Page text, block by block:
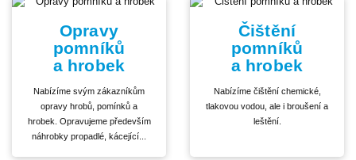
Opravy
pomníků
a hrobek
Nabízíme svým zákazníkům
opravy hrobů, pomínků a
hrobek. Opravujeme především
náhrobky propadlé, kácející...
Čištění
pomníků
a hrobek
Nabízíme čištění chemické,
tlakovou vodou, ale i broušení a
leštění.